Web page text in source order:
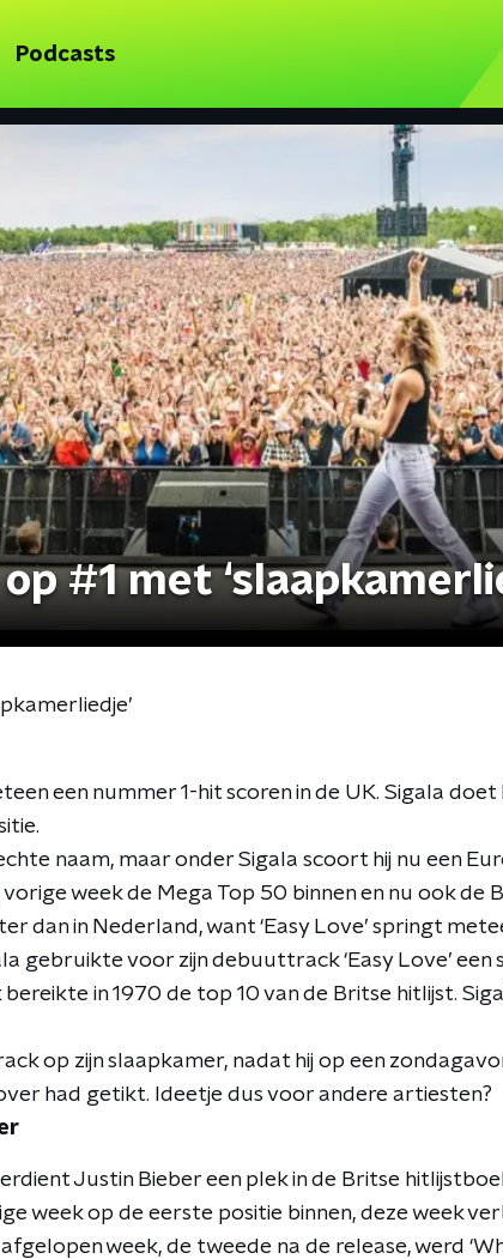
Podcasts
#1 met
een nummer 1-hit scoren in de UK. Sigala doet
naam, maar onder Sigala scoort hij nu een
vorige week de Mega Top 50 binnen en nu ook de
dan in Nederland, want ‘Easy Love’ springt
gebruikte voor zijn debuuttrack ‘Easy Love’ een
in 1970 de top 10 van de Britse hitlijst.
op zijn slaapkamer, nadat hij op een
had getikt. Ideetje dus voor andere artiesten?
Justin Bieber een plek in de Britse
week op de eerste positie binnen, deze week
week, de tweede na de release, werd